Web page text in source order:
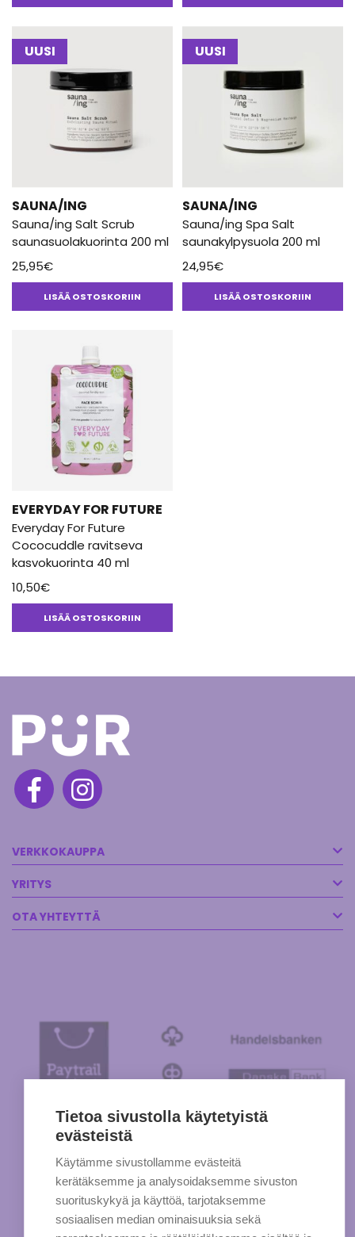
UUSI
SAUNA/ING
Sauna/ing Salt Scrub
saunasuolakuorinta 200 ml
25,95€
LISÄÄ OSTOSKORIIN
UUSI
SAUNA/ING
Sauna/ing Spa Salt
saunakylpysuola 200 ml
24,95€
LISÄÄ OSTOSKORIIN
EVERYDAY FOR FUTURE
Everyday For Future
Cococuddle ravitseva
kasvokuorinta 40 ml
10,50€
LISÄÄ OSTOSKORIIN
VERKKOKAUPPA
YRITYS
OTA YHTEYTTÄ
Tietoa sivustolla käytetyistä
evästeistä
Käytämme sivustollamme evästeitä
kerätäksemme ja analysoidaksemme sivuston
suorituskykyä ja käyttöä, tarjotaksemme
sosiaalisen median ominaisuuksia sekä